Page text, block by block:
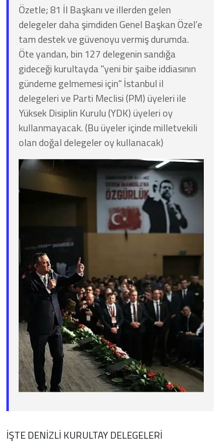
Özetle; 81 İl Başkanı ve illerden gelen
delegeler daha şimdiden Genel Başkan Özel’e
tam destek ve güvenoyu vermiş durumda.
Öte yandan, bin 127 delegenin sandığa
gideceği kurultayda "yeni bir şaibe iddiasının
gündeme gelmemesi için" İstanbul il
delegeleri ve Parti Meclisi (PM) üyeleri ile
Yüksek Disiplin Kurulu (YDK) üyeleri oy
kullanmayacak. (Bu üyeler içinde milletvekili
olan doğal delegeler oy kullanacak)
İŞTE DENİZLİ KURULTAY DELEGELERİ